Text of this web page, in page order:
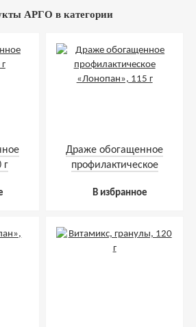
АРГО в категории
г
Драже обогащенное
профилактическое
В избранное